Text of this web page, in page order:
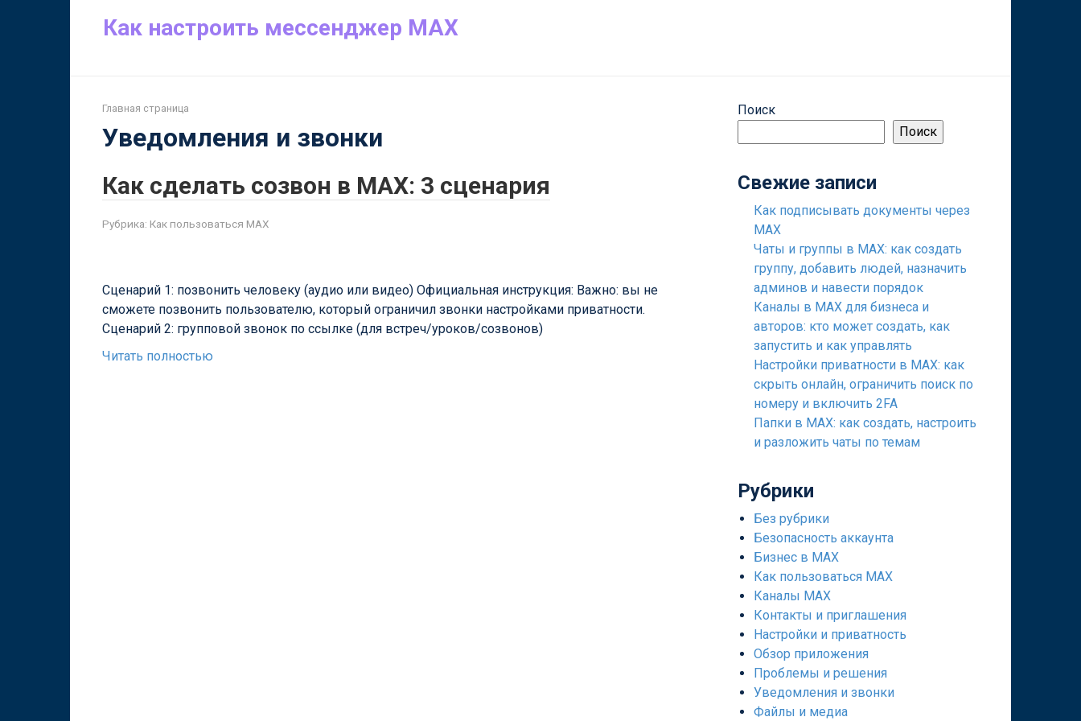
Как настроить мессенджер MAX
Главная страница
Уведомления и звонки
Как сделать созвон в MAX: 3 сценария
Рубрика: Как пользоваться MAX
Сценарий 1: позвонить человеку (аудио или видео) Официальная инструкция: Важно: вы не
сможете позвонить пользователю, который ограничил звонки настройками приватности.
Сценарий 2: групповой звонок по ссылке (для встреч/уроков/созвонов)
Читать полностью
Поиск
Поиск
Свежие записи
Как подписывать документы через
MAX
Чаты и группы в MAX: как создать
группу, добавить людей, назначить
админов и навести порядок
Каналы в MAX для бизнеса и
авторов: кто может создать, как
запустить и как управлять
Настройки приватности в MAX: как
скрыть онлайн, ограничить поиск по
номеру и включить 2FA
Папки в MAX: как создать, настроить
и разложить чаты по темам
Рубрики
Без рубрики
Безопасность аккаунта
Бизнес в MAX
Как пользоваться MAX
Каналы MAX
Контакты и приглашения
Настройки и приватность
Обзор приложения
Проблемы и решения
Уведомления и звонки
Файлы и медиа